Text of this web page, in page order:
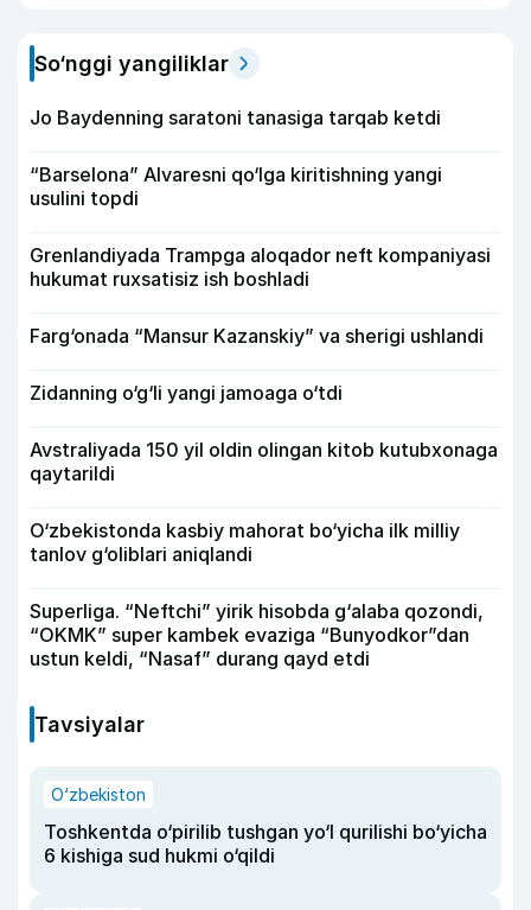
So‘nggi yangiliklar
Jo Baydenning saratoni tanasiga tarqab ketdi
“Barselona” Alvaresni qo‘lga kiritishning yangi
usulini topdi
Grenlandiyada Trampga aloqador neft kompaniyasi
hukumat ruxsatisiz ish boshladi
Farg‘onada “Mansur Kazanskiy” va sherigi ushlandi
Zidanning o‘g‘li yangi jamoaga o‘tdi
Avstraliyada 150 yil oldin olingan kitob kutubxonaga
qaytarildi
O‘zbekistonda kasbiy mahorat bo‘yicha ilk milliy
tanlov g‘oliblari aniqlandi
Superliga. “Neftchi” yirik hisobda g‘alaba qozondi,
“OKMK” super kambek evaziga “Bunyodkor”dan
ustun keldi, “Nasaf” durang qayd etdi
Tavsiyalar
O‘zbekiston
Toshkentda o‘pirilib tushgan yo‘l qurilishi bo‘yicha
6 kishiga sud hukmi o‘qildi